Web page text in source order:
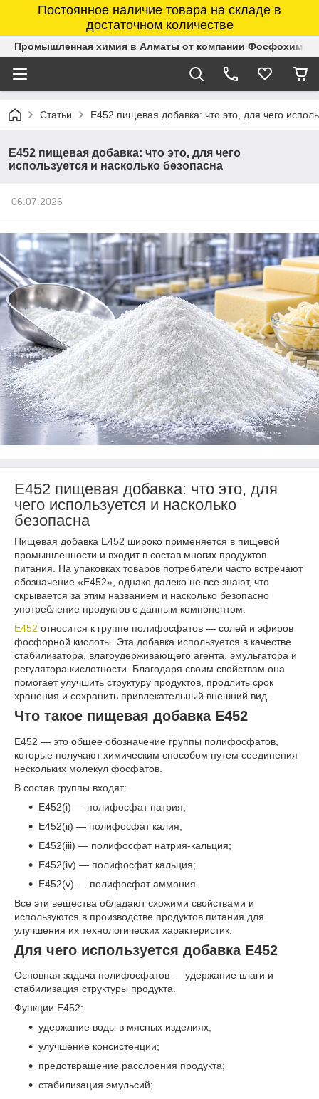
Постоянное наличие товара на складе в
достаточном количестве
Промышленная химия в Алматы от компании Фосфохим
Статьи Е452 пищевая добавка: что это, для чего
Е452 пищевая добавка: что это, для чего
используется и насколько безопасна
06.07.2026
Е452 пищевая добавка: что это, для
чего используется и насколько
безопасна
Пищевая добавка Е452 широко применяется в пищевой
промышленности и входит в состав многих продуктов
питания. На упаковках товаров потребители часто встречают
обозначение «Е452», однако далеко не все знают, что
скрывается за этим названием и насколько безопасно
употребление продуктов с данным компонентом.
Е452 относится к группе полифосфатов — солей и эфиров
фосфорной кислоты. Эта добавка используется в качестве
стабилизатора, влагоудерживающего агента, эмульгатора и
регулятора кислотности. Благодаря своим свойствам она
помогает улучшить структуру продуктов, продлить срок
хранения и сохранить привлекательный внешний вид.
Что такое пищевая добавка Е452
Е452 — это общее обозначение группы полифосфатов,
которые получают химическим способом путем соединения
нескольких молекул фосфатов.
В состав группы входят:
Е452(i) — полифосфат натрия;
Е452(ii) — полифосфат калия;
Е452(iii) — полифосфат натрия-кальция;
Е452(iv) — полифосфат кальция;
Е452(v) — полифосфат аммония.
Все эти вещества обладают схожими свойствами и
используются в производстве продуктов питания для
улучшения их технологических характеристик.
Для чего используется добавка Е452
Основная задача полифосфатов — удержание влаги и
стабилизация структуры продукта.
Функции Е452:
удержание воды в мясных изделиях;
улучшение консистенции;
предотвращение расслоения продукта;
стабилизация эмульсий;